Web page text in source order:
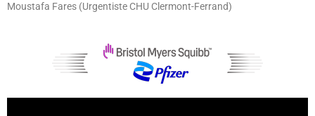
Moustafa Fares (Urgentiste CHU Clermont-Ferrand)